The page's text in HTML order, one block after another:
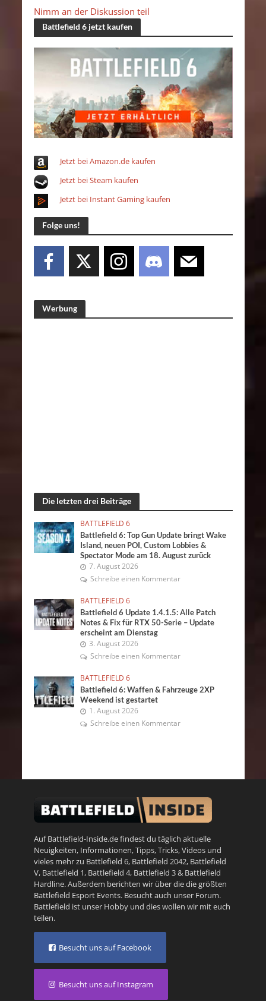
Nimm an der Diskussion teil
Battlefield 6 jetzt kaufen
Jetzt bei Amazon.de kaufen
Jetzt bei Steam kaufen
Jetzt bei Instant Gaming kaufen
Folge uns!
Werbung
Die letzten drei Beiträge
BATTLEFIELD 6
Battlefield 6: Top Gun Update bringt Wake
Island, neuen POI, Custom Lobbies &
Spectator Mode am 18. August zurück
7. August 2026
Schreibe einen Kommentar
BATTLEFIELD 6
Battlefield 6 Update 1.4.1.5: Alle Patch
Notes & Fix für RTX 50-Serie – Update
erscheint am Dienstag
3. August 2026
Schreibe einen Kommentar
BATTLEFIELD 6
Battlefield 6: Waffen & Fahrzeuge 2XP
Weekend ist gestartet
1. August 2026
Schreibe einen Kommentar
Auf Battlefield-Inside.de findest du täglich aktuelle
Neuigkeiten, Informationen, Tipps, Tricks, Videos und
vieles mehr zu Battlefield 6, Battlefield 2042, Battlefield
V, Battlefield 1, Battlefield 4, Battlefield 3& Battlefield
Hardline. Außerdem berichten wir über die die größten
Battlefield Esport Events. Besucht auch unser Forum.
Battlefield ist unser Hobby und dies wollen wir mit euch
teilen.
Besucht uns auf Facebook
Besucht uns auf Instagram